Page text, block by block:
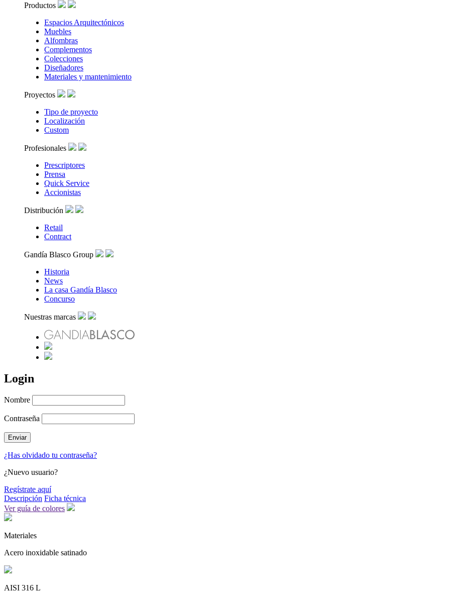
Productos
Espacios Arquitectónicos
Muebles
Alfombras
Complementos
Colecciones
Diseñadores
Materiales y mantenimiento
Proyectos
Tipo de proyecto
Localización
Custom
Profesionales
Prescriptores
Prensa
Quick Service
Accionistas
Distribución
Retail
Contract
Gandía Blasco Group
Historia
News
La casa Gandía Blasco
Concurso
Nuestras marcas
Login
Nombre
Contraseña
¿Has olvidado tu contraseña?
¿Nuevo usuario?
Regístrate aquí
Descripción Ficha técnica
Ver guía de colores
Materiales
Acero inoxidable satinado
AISI 316 L